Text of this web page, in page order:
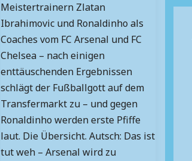
Meistertrainern Zlatan
Ibrahimovic und Ronaldinho als
Coaches vom FC Arsenal und FC
Chelsea – nach einigen
enttäuschenden Ergebnissen
schlägt der Fußballgott auf dem
Transfermarkt zu – und gegen
Ronaldinho werden erste Pfiffe
laut. Die Übersicht. Autsch: Das ist
tut weh – Arsenal wird zu